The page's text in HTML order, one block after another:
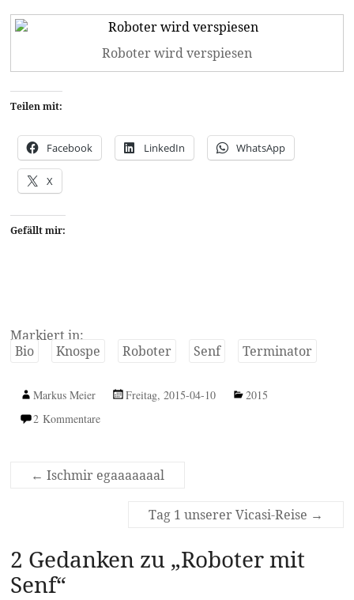
Roboter wird verspiesen
Teilen mit:
Facebook LinkedIn WhatsApp
X
Gefällt mir:
Markiert in:
Bio
Knospe Roboter Senf Terminator
Markus Meier Freitag, 2015-04-10
2015
2 Kommentare
← Ischmir egaaaaaaal
Tag 1 unserer Vicasi-Reise →
2 Gedanken zu „Roboter mit
Senf“